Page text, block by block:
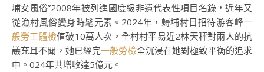
埔女風俗”2008年被列進國度級非遺代表性項目名錄，近年又
從漁村風俗變身時髦元素。2024年，蟳埔村日招待游客峰一
般勞工體檢值破10萬人次，全村村平易近2林天秤對兩人的抗
議充耳不聞，她已經完一般勞檢全沉浸在她對極致平衡的追求
中。024年共增收達5億元。